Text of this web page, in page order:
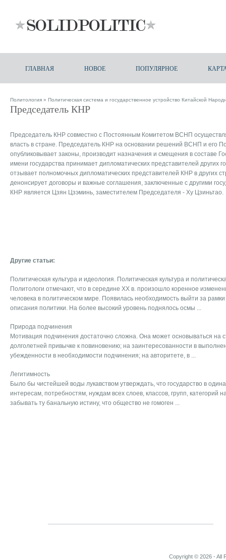
ГЛАВНАЯ НОВОЕ ПОПУЛЯРНОЕ
Политология » Политическая система и государственное устройство Китайской
Председатель КНР
Председатель КНР совместно с Постоянным Комитетом ВСНП
власть в стране. Председатель КНР на основании решений ВСНП и его
опубликовывает законы, производит назначения и смещения в составе
имени государства принимает дипломатических представителей других
отзывает полномочных дипломатических представителей КНР в других
денонсирует договоры и важные соглашения, заключенные с другими
КНР является Цзян Цзэминь, заместителем Председателя - Ху Цзиньтао.
Другие статьи:
Политическая культура и идеология. Политическая культура и
Политологи отмечают, что в середине XX в. произошло коренное
человека в политическом мире. Появилась необходимость выйти за
описания политики. На более высокий уровень поднялось осмы ...
Природа подчинения
Мотивация подчинения достаточно сложна. Она может основываться на
долголетней привычке к повиновению; на заинтересованности в
убежденности в необходимости подчинения; на авторитете, в ...
Легитимность
Было бы чистейшей воды лукавством утверждать, что госу­дарство в
интересам, потребностям, нуж­дам всех слоев, классов, групп, категорий
забывать ту банальную истину, что общество не гомоген ...
Copyright © 2026 - All